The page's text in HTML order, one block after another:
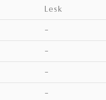
lesk
–
–
–
–